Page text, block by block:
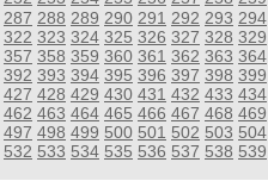
287 288 289 290 291 292 293 294
322 323 324 325 326 327 328 329
357 358 359 360 361 362 363 364
392 393 394 395 396 397 398 399
427 428 429 430 431 432 433 434
462 463 464 465 466 467 468 469
497 498 499 500 501 502 503 504
532 533 534 535 536 537 538 539